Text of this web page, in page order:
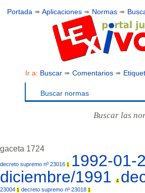
Portada ➠Aplicaciones ➠ Normas ➠
Ir a: Buscar➠ Comentarios➠
Buscar normas
Buscar las
gaceta 1724
decreto supremo nº 23016 1 1992-01-
diciembre/1991 4
23004 1 decreto supremo nº 23018 1